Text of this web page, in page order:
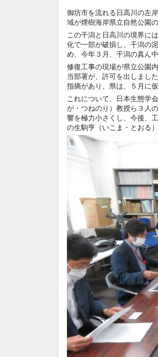
御坊市を流れる日高川の左
域が煙樹海岸県立自然公園
この干潟と日高川の境界に
化で一部が破損し、干潟の
め、今年３月、干潟の真ん
修復工事の現場が県立公園
当部署が、許可を出しまし
指摘があり、県は、５月に
これについて、日本生態学
が・つねのり）教授ら３人
響を極力小さくし、今後、
の生駒亨（いこま・とおる